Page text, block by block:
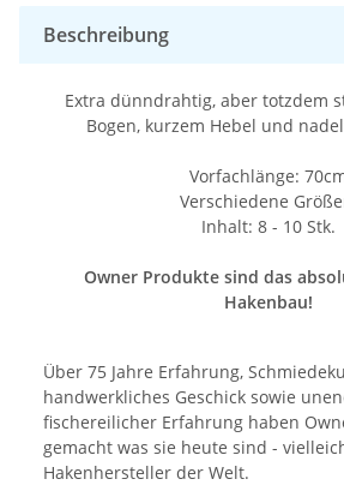
Beschreibung
Extra dünndrahtig, aber totzdem
Bogen, kurzem Hebel und
Vorfachlänge:
Verschiedene
Inhalt: 8 - 10 Stk.
Owner Produkte sind das
Hakenbau!
Über 75 Jahre Erfahrung,
handwerkliches Geschick sowie
fischereilicher Erfahrung haben
gemacht was sie heute sind -
Hakenhersteller der Welt.